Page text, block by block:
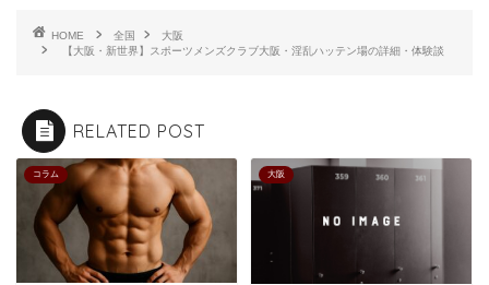
HOME 全国
大阪
【大阪・新世界】スポーツメンズクラブ大阪・淫乱ハッテン場の詳細・体験談
RELATED POST
コラム 大阪